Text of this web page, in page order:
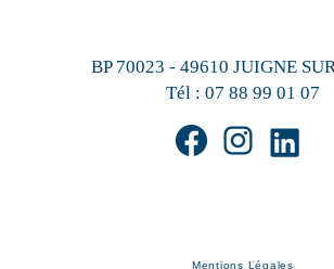
BP 70023 - 49610 JUIGNE
Tél : 07 88 99 01 07
Mentions Légales